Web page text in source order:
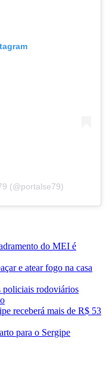
(@portalse79)
do MEI é
e atear fogo na casa
policiais rodoviários
receberá mais de R$ 53
para o Sergipe